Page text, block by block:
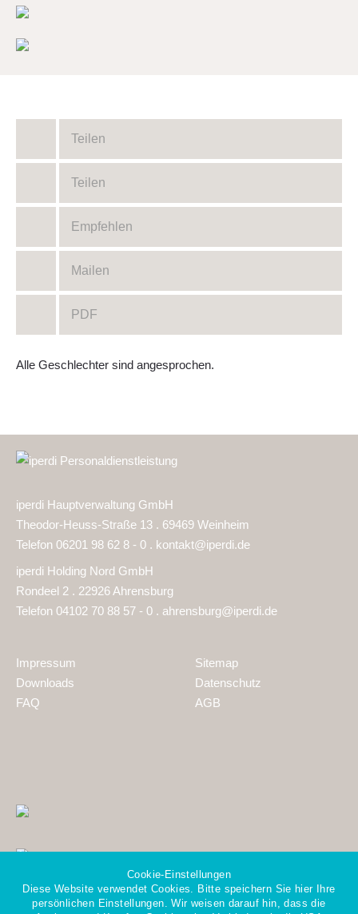
Cookie-Einstellungen
Diese Website verwendet Cookies. Bitte speichern Sie hier Ihre
persönlichen Einstellungen. Wir weisen darauf hin, dass die
Teilen
Teilen
Empfehlen
Mailen
PDF
Alle Geschlechter sind angesprochen.
iperdi Hauptverwaltung GmbH
Theodor-Heuss-Straße 13 . 69469 Weinheim
Telefon 06201 98 62 8 - 0 . kontakt@iperdi.de
iperdi Holding Nord GmbH
Rondeel 2 . 22926 Ahrensburg
Telefon 04102 70 88 57 - 0 . ahrensburg@iperdi.de
Impressum
Downloads
FAQ
Sitemap
Datenschutz
AGB